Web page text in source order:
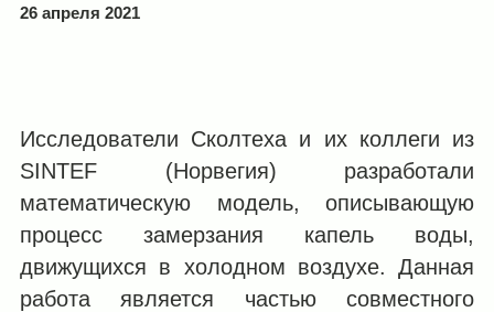
26 апреля 2021
Исследователи Сколтеха и их коллеги из
SINTEF (Норвегия) разработали
математическую модель, описывающую
процесс замерзания капель воды,
движущихся в холодном воздухе. Данная
работа является частью совместного